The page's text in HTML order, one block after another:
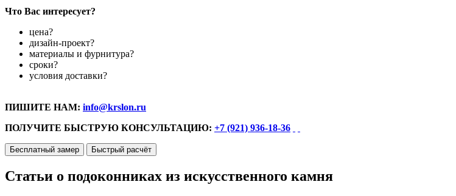
Что Вас интересует?
цена?
дизайн-проект?
материалы и фурнитура?
сроки?
условия доставки?
ПИШИТЕ НАМ: info@krslon.ru
ПОЛУЧИТЕ БЫСТРУЮ КОНСУЛЬТАЦИЮ: +7 (921) 936-18-36
Бесплатный замер Быстрый расчёт
Статьи о подоконниках из искусственного камня